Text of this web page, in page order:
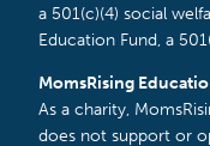
a 501(c)(4) social
Education Fund, a
MomsRising
As a charity,
does not support or